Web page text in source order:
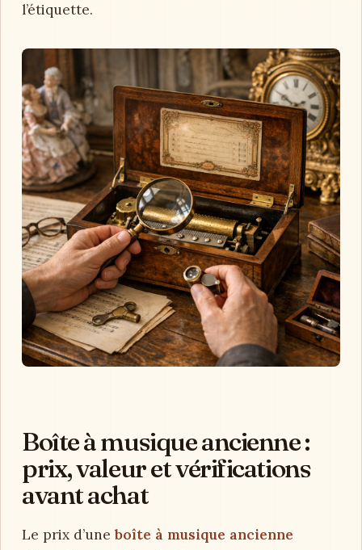
l’étiquette.
Boîte à musique ancienne :
prix, valeur et vérifications
avant achat
Le prix d’uneboîte à musique ancienne